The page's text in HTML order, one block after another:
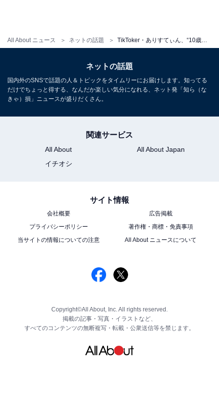
All About ニュース ネットの話題
ネットの話題
国内外のSNSで話題の人＆トピックをタイムリーにお届けします。知ってる
だけでちょっと得する、なんだか楽しい気分になれる、ネット発「知ら（な
きゃ）損」ニュースが盛りだくさん。
関連サービス
All About
All About Japan
イチオシ
サイト情報
会社概要
広告掲載
プライバシーポリシー
著作権・商標・免責事項
当サイトの情報についての注意
All About ニュースについて
Copyright©All About, Inc. All rights reserved.
掲載の記事・写真・イラストなど、
すべてのコンテンツの無断複写・転載・公衆送信等を禁じます。